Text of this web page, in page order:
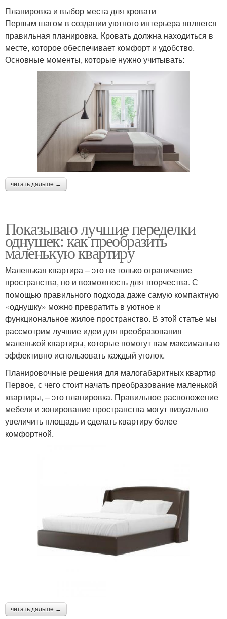
Планировка и выбор места для кровати
Первым шагом в создании уютного интерьера является
правильная планировка. Кровать должна находиться в
месте, которое обеспечивает комфорт и удобство.
Основные моменты, которые нужно учитывать:
читать дальше →
Показываю лучшие переделки
однушек: как преобразить
маленькую квартиру
Маленькая квартира – это не только ограничение
пространства, но и возможность для творчества. С
помощью правильного подхода даже самую компактную
«однушку» можно превратить в уютное и
функциональное жилое пространство. В этой статье мы
рассмотрим лучшие идеи для преобразования
маленькой квартиры, которые помогут вам максимально
эффективно использовать каждый уголок.
Планировочные решения для малогабаритных квартир
Первое, с чего стоит начать преобразование маленькой
квартиры, – это планировка. Правильное расположение
мебели и зонирование пространства могут визуально
увеличить площадь и сделать квартиру более
комфортной.
читать дальше →